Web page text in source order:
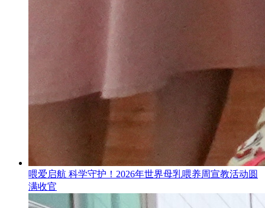
喂爱启航 科学守护！2026年世界母乳喂养周宣教活动圆
满收官